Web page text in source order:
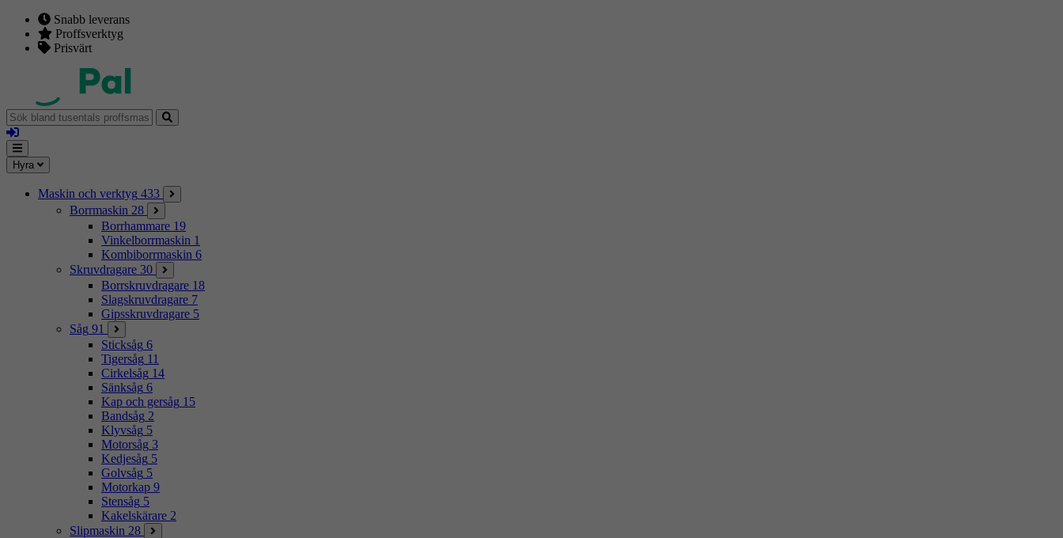
Snabb leverans
Proffsverktyg
Prisvärt
Sök
bland
tusentals
proffsmaskiner
Logga
in
Mina
sidor
Meny
Hyra
Maskin och verktyg 433
Borrmaskin 28
Borrhammare 19
Vinkelborrmaskin 1
Kombiborrmaskin 6
Skruvdragare 30
Borrskruvdragare 18
Slagskruvdragare 7
Gipsskruvdragare 5
Såg 91
Sticksåg 6
Tigersåg 11
Cirkelsåg 14
Sänksåg 6
Kap och gersåg 15
Bandsåg 2
Klyvsåg 5
Motorsåg 3
Kedjesåg 5
Golvsåg 5
Motorkap 9
Stensåg 5
Kakelskärare 2
Slipmaskin 28